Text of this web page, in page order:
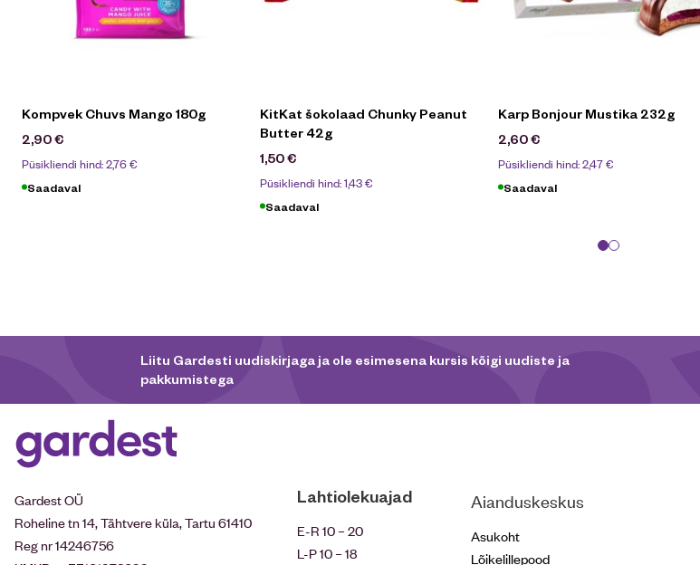
Kompvek Chuvs Mango 180g
2,90€
Püsikliendi hind:2,76€
Saadaval
KitKat šokolaad Chunky Peanut
Butter 42g
1,50€
Püsikliendi hind:1,43€
Saadaval
Karp Bonjour Mustika 232g
2,60€
Püsikliendi hind:2,47€
Saadaval
Liitu Gardesti uudiskirjaga ja ole esimesena kursis kõigi uudiste ja
pakkumistega
Gardest OÜ
Roheline tn 14, Tähtvere küla, Tartu 61410
Reg nr 14246756
Lahtiolekuajad
E-R 10 – 20
L-P 10 – 18
Aianduskeskus
Asukoht
Lõikelillepood